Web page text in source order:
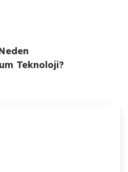
Teknoloji?